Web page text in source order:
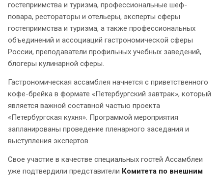
гостеприимства и туризма, профессиональные шеф-
повара, рестораторы и отельеры, эксперты сферы
гостеприимства и туризма, а также профессиональных
объединений и ассоциаций гастрономической сферы
России, преподаватели профильных учебных заведений,
блогеры кулинарной сферы.
Гастрономическая ассамблея начнется с приветственного
кофе-брейка в формате «Петербургский завтрак», который
является важной составной частью проекта
«Петербургская кухня». Программой мероприятия
запланированы проведение пленарного заседания и
выступления экспертов.
Свое участие в качестве специальных гостей Ассамблеи
уже подтвердили представители Комитета по внешним